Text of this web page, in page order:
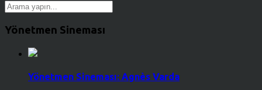
Yönetmen Sineması
Yönetmen Sineması: Agnès Varda